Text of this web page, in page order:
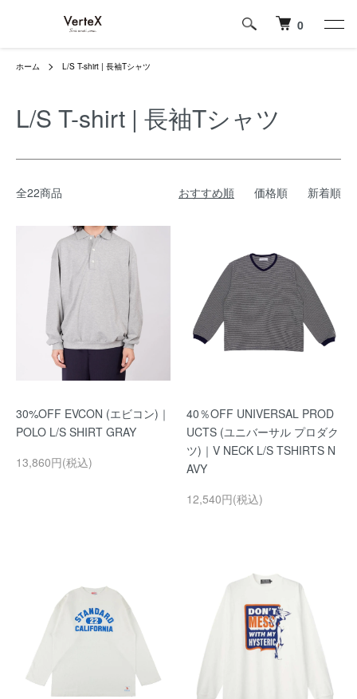
0
ホーム L/S T-shirt | 長袖Tシャツ
L/S T-shirt | 長袖Tシャツ
全22商品 おすすめ順 価格順 新着順
30%OFF EVCON (エビコン)｜
POLO L/S SHIRT GRAY
13,860円(税込)
40％OFF UNIVERSAL PROD
UCTS (ユニバーサル プロダク
ツ)｜V NECK L/S TSHIRTS N
AVY
12,540円(税込)